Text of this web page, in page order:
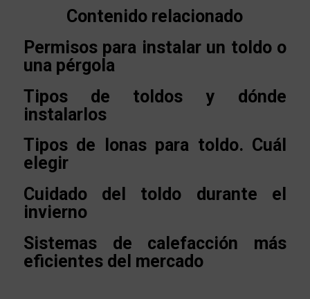
Contenido relacionado
Permisos para instalar un toldo o
una pérgola
Tipos de toldos y dónde
instalarlos
Tipos de lonas para toldo. Cuál
elegir
Cuidado del toldo durante el
invierno
Sistemas de calefacción más
eficientes del mercado